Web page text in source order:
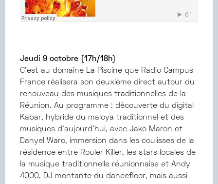
Jeudi 9 octobre (17h/18h)
C’est au domaine La Piscine que Radio Campus
France réalisera son deuxième direct autour du
renouveau des musiques traditionnelles de la
Réunion. Au programme : découverte du digital
Kabar, hybride du maloya traditionnel et des
musiques d'aujourd'hui, avec Jako Maron et
Danyel Waro, immersion dans les coulisses de la
résidence entre Rouler Killer, les stars locales de
la musique traditionnelle réunionnaise et Andy
4000, DJ montante du dancefloor, mais aussi